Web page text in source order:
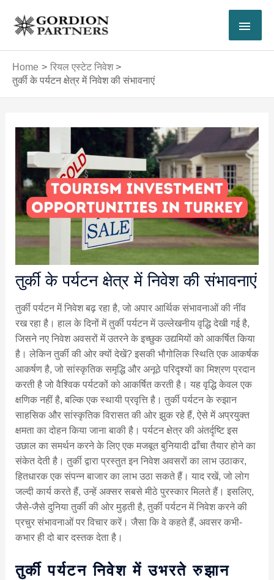
content
Home
रियल एस्टेट निवेश
तुर्की के पर्यटन क्षेत्र में निवेश की संभावनाएं
तुर्की के पर्यटन क्षेत्र में निवेश की संभावनाएं
तुर्की पर्यटन में निवेश बढ़ रहा है, जो अपार आर्थिक संभावनाओं की नींव
रख रहा है। हाल के दिनों में तुर्की पर्यटन में उल्लेखनीय वृद्धि देखी गई है,
जिसने नए निवेश अवसरों में उतरने के इच्छुक उद्यमियों को आकर्षित किया
है। लेकिन तुर्की की ओर क्यों देखें? इसकी भौगोलिक स्थिति एक आकर्षक
आकर्षण है, जो सांस्कृतिक समृद्धि और अनूठे परिदृश्यों का मिश्रण प्रदान
करती है जो वैश्विक पर्यटकों को आकर्षित करती है। यह वृद्धि केवल एक
क्षणिक नहीं है, बल्कि एक स्थायी प्रवृत्ति है। तुर्की पर्यटन के रुझान
साहसिक और सांस्कृतिक विरासत की ओर झुक रहे हैं, ऐसे में अप्रयुक्त
क्षमता का दोहन किया जाना बाकी है। पर्यटन क्षेत्र की अंतर्दृष्टि इस
उछाल का समर्थन करने के लिए एक मजबूत बुनियादी ढाँचा तैयार होने का
संकेत देती है। तुर्की द्वारा प्रस्तुत इन निवेश अवसरों का लाभ उठाकर,
हितधारक एक संपन्न बाजार का लाभ उठा सकते हैं। याद रखें, जो लोग
जल्दी कार्य करते हैं, उन्हें अक्सर सबसे मीठे पुरस्कार मिलते हैं। इसलिए,
जैसे-जैसे दुनिया तुर्की की ओर मुड़ती है, तुर्की पर्यटन में निवेश करने की
प्रचुर संभावनाओं पर विचार करें। जैसा कि वे कहते हैं, अवसर कभी-
कभार ही दो बार दस्तक देता है।
तुर्की पर्यटन निवेश में उभरते रुझान